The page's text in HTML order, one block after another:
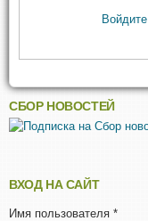
Войдите
СБОР НОВОСТЕЙ
ВХОД НА САЙТ
Имя пользователя *